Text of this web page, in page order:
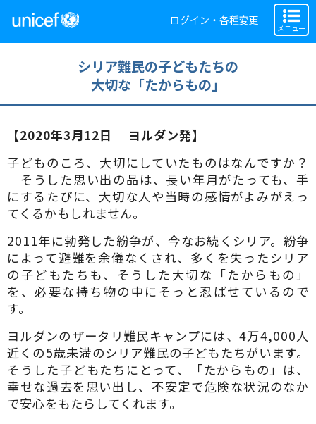
ログイン・各種変更
メニュー
シリア難民の子どもたちの
大切な「たからもの」
【2020年3月12日 ヨルダン発】
子どものころ、大切にしていたものはなんですか？
そうした思い出の品は、長い年月がたっても、手
にするたびに、大切な人や当時の感情がよみがえっ
てくるかもしれません。
2011年に勃発した紛争が、今なお続くシリア。紛争
によって避難を余儀なくされ、多くを失ったシリア
の子どもたちも、そうした大切な「たからもの」
を、必要な持ち物の中にそっと忍ばせているので
す。
ヨルダンのザータリ難民キャンプには、4万4,000人
近くの5歳未満のシリア難民の子どもたちがいます。
そうした子どもたちにとって、「たからもの」は、
幸せな過去を思い出し、不安定で危険な状況のなか
で安心をもたらしてくれます。